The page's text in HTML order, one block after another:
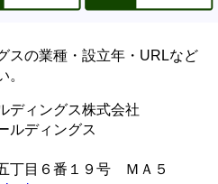
スの業種・設立年・URLなど
。
ディングス株式会社
ルディングス
丁目６番１９号 ＭＡ５